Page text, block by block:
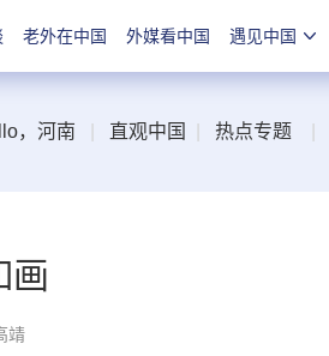
老外在中国 外媒看中国 遇见中国
，河南 直观中国 热点专题
画
靖